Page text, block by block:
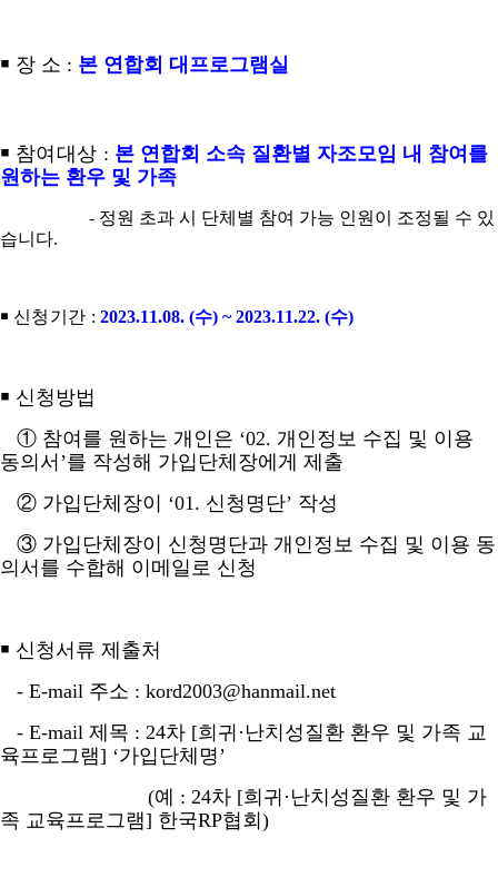
￭ 장 소 : 본 연합회 대프로그램실
￭ 참여대상 : 본 연합회 소속 질환별 자조모임 내 참여를
원하는 환우 및 가족
- 정원 초과 시 단체별 참여 가능 인원이 조정될 수 있
습니다.
￭ 신청기간 : 2023.11.08. (수) ~ 2023.11.22. (수)
￭ 신청방법
① 참여를 원하는 개인은 ‘02.개인정보 수집 및 이용
동의서 ’를 작성해 가입단체장에게 제출
② 가입단체장이 ‘01. 신청명단’ 작성
③ 가입단체장이 신청명단과 개인정보 수집 및 이용 동
의서를 수합해 이메일로 신청
￭ 신청서류 제출처
- E-mail 주소 : kord2003@hanmail.net
- E-mail제목 : 24차 [희귀 · 난치성질환 환우 및 가족 교
육프로그램] ‘가입단체명’
(예 : 24차 [희귀 · 난치성질환 환우 및 가
족 교육프로그램] 한국RP협회 )